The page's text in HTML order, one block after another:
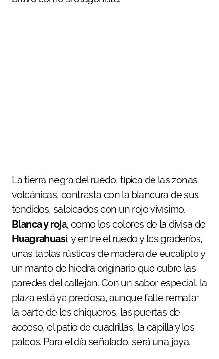
La tierra negra del ruedo, típica de las zonas
volcánicas, contrasta con la blancura de sus
tendidos, salpicados con un rojo vivísimo.
Blanca y roja, como los colores de la divisa de
Huagrahuasi, y entre el ruedo y los graderíos,
unas tablas rústicas de madera de eucalipto y
un manto de hiedra originario que cubre las
paredes del callejón. Con un sabor especial, la
plaza está ya preciosa, aunque falte rematar
la parte de los chiqueros, las puertas de
acceso, el patio de cuadrillas, la capilla y los
palcos. Para el día señalado, será una joya.